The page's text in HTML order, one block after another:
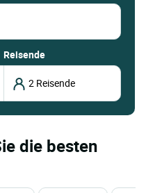
Reisende
die besten